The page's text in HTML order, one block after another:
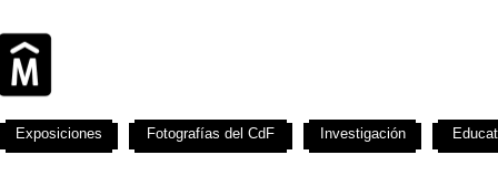
Exposiciones Fotografías del CdF Investigación